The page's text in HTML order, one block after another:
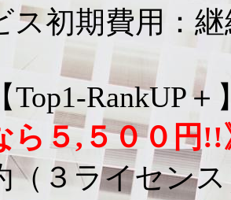
初期費用：
Top1-RankUP
ら５,５００円!!
３ライセン